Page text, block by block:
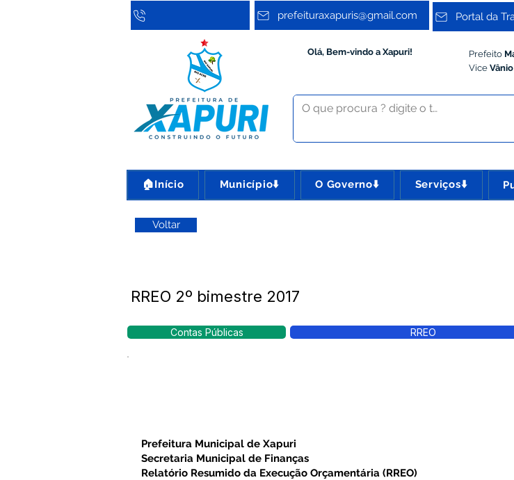
prefeituraxapuris@gmail.com Portal da
Olá, Bem-vindo a Xapuri! Prefeito
Vice
🏠Início Município⬇️ O Governo⬇️ Serviços⬇️
Voltar
RREO 2º bimestre 2017
Contas Públicas RREO
Prefeitura Municipal de Xapuri
Secretaria Municipal de Finanças
Relatório Resumido da Execução Orçamentária (RREO)